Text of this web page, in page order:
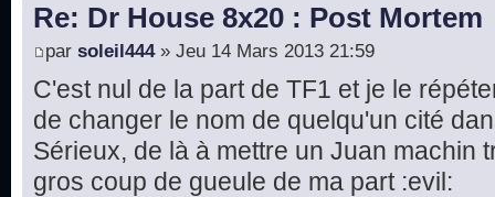
Re: Dr House 8x20 : Post Mortem
par soleil444» Jeu 14 Mars 2013 21:59
C'est nul de la part de TF1 et je le
de changer le nom de quelqu'un cité
Sérieux, de là à mettre un Juan machin
gros coup de gueule de ma part :evil: